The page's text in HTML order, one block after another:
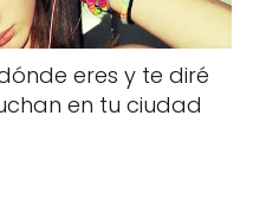
eres y te diré
en tu ciudad